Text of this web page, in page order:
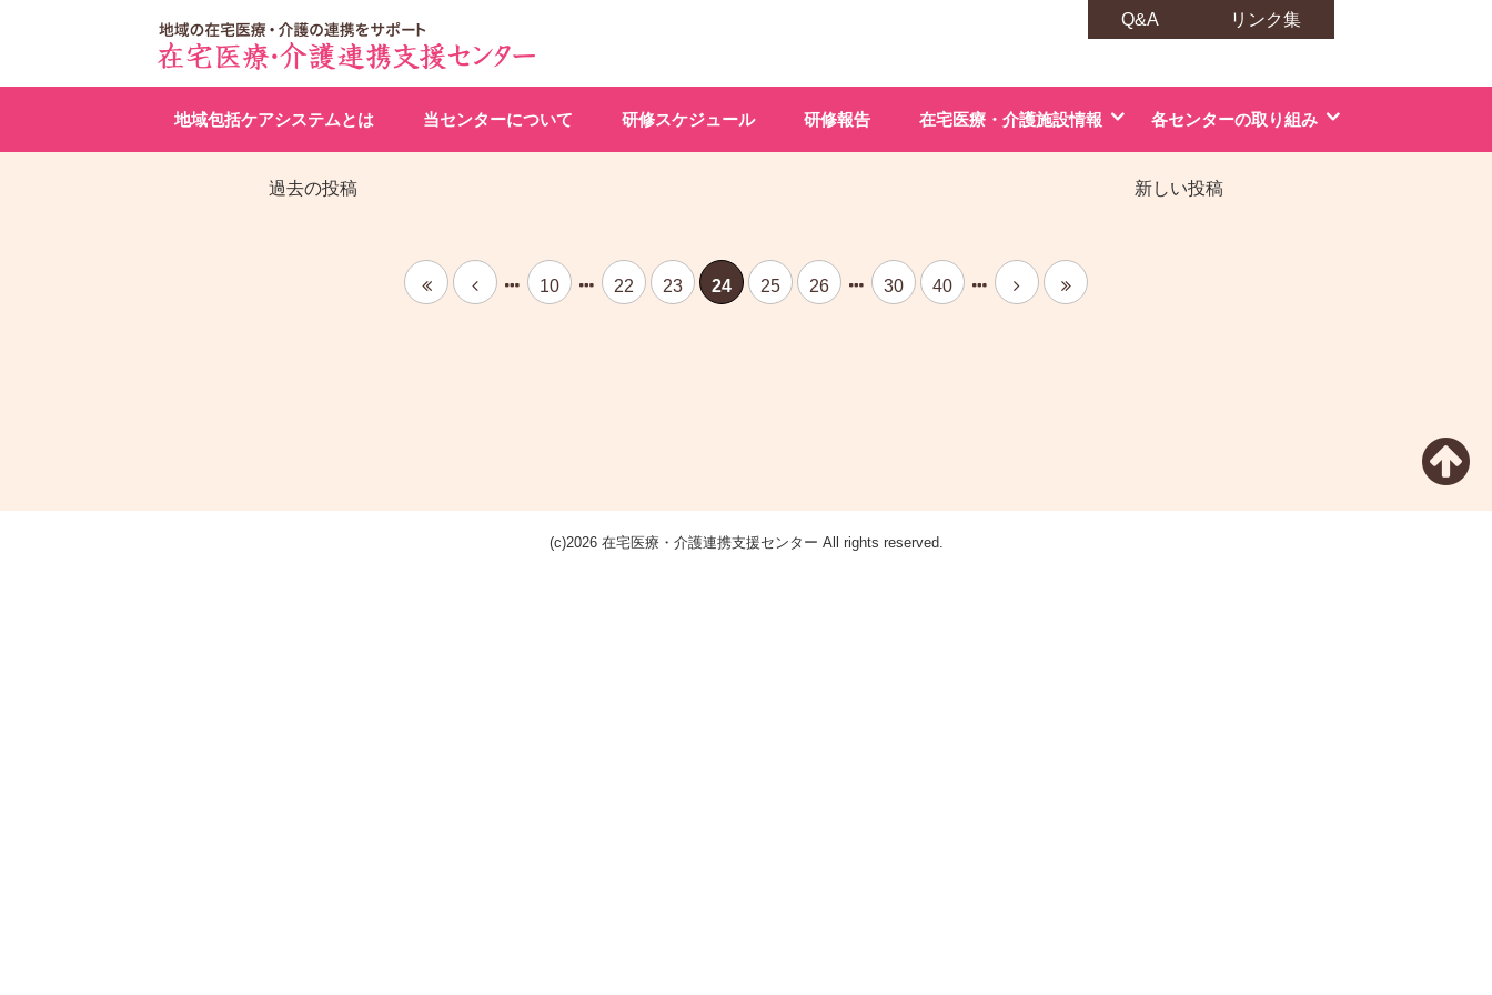
Q&A リンク集
地域包括ケアシステムとは 当センターについて 研修スケジュール 研修報告 在宅医療・介護施設情報 各センターの取り組み
過去の投稿 新しい投稿
10 22 23 24 25 26 30 40
(c)2026 在宅医療・介護連携支援センター All rights reserved.